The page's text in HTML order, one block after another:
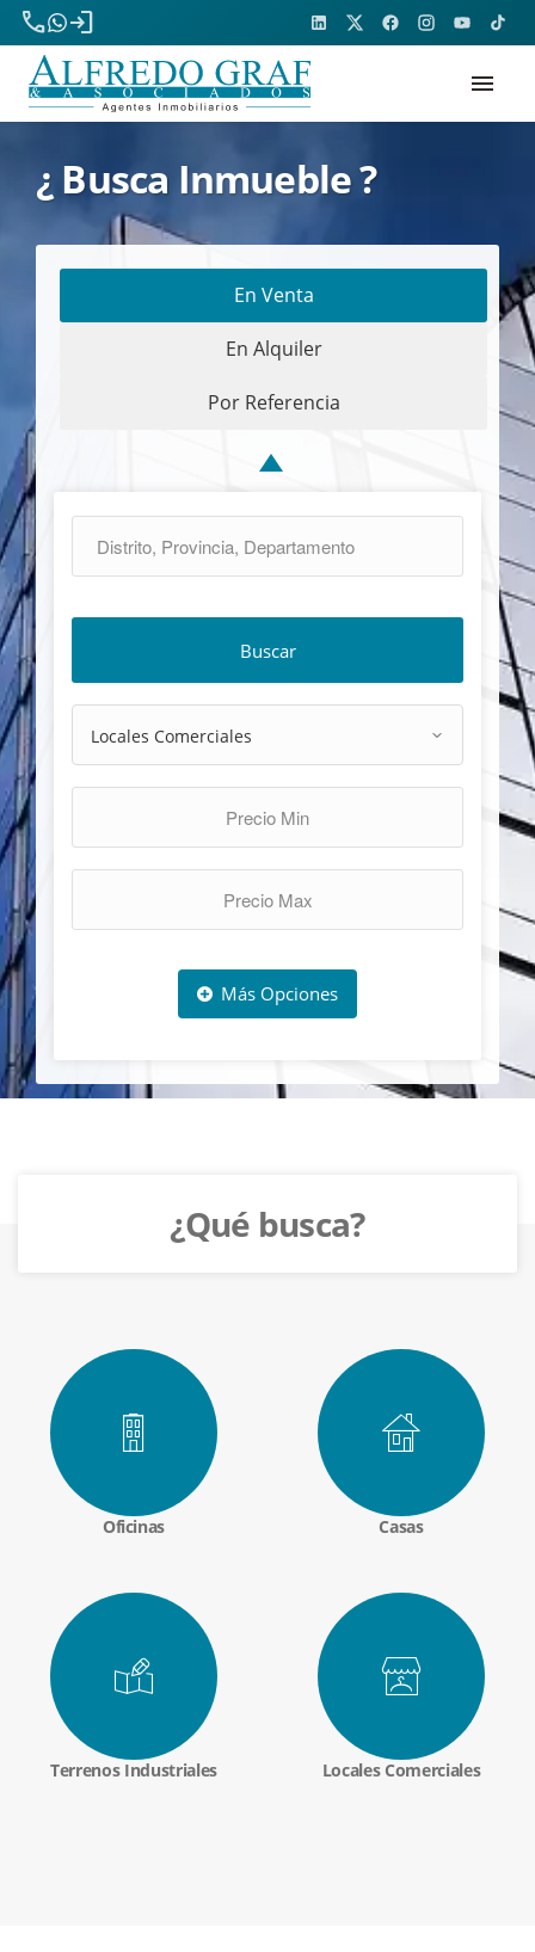
phone
login
menu
¿ Busca Inmueble ?
En Venta
En Alquiler
Por Referencia
Buscar
Más Opciones
¿Qué busca?
Oficinas Casas
Terrenos Industriales Locales Comerciales